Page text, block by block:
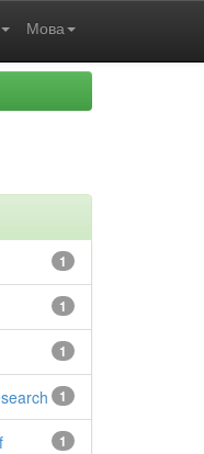
Мова
1
1
1
1
1